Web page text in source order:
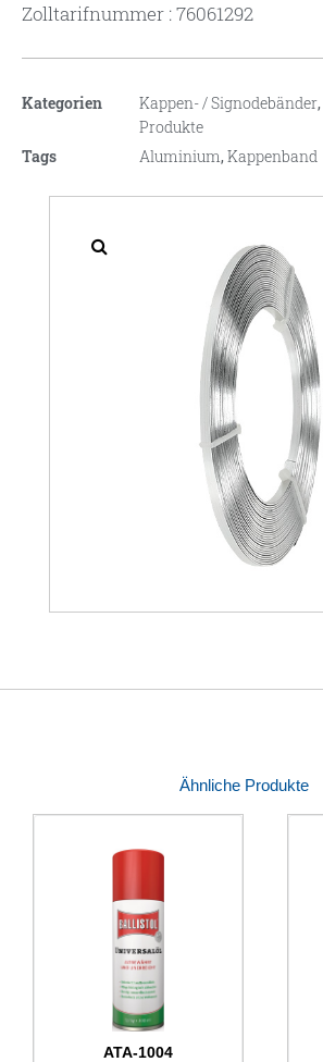
Zolltarifnummer : 76061292
Kategorien Kappen- / Signodebänder,
Produkte
Tags
Aluminium,Kappenband
Ähnliche Produkte
ATA-1004